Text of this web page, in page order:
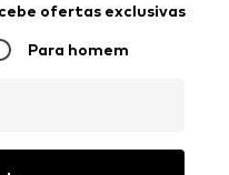
ofertas exclusivas
Para homem